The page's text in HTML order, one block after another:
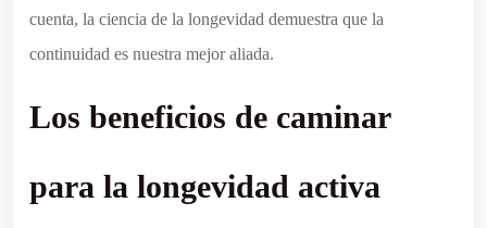
cuenta, la ciencia de la longevidad demuestra que la
continuidad es nuestra mejor aliada.
Los beneficios de caminar
para la longevidad activa